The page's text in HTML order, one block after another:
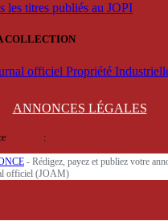
les titres publiés au JOPI
COLLECTION
officiel Propriété
ANNONCES LÉGALES
:
- Rédigez, payez et publiez votre
officiel (JOAM)